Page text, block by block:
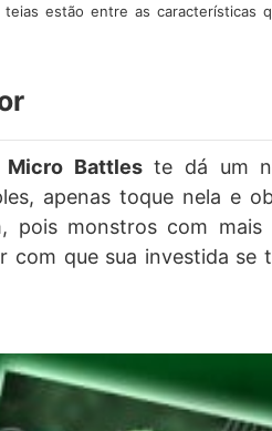
estão entre as características
Micro Battleste dá um
apenas toque nela e
pois monstros com mais
com que sua investida se